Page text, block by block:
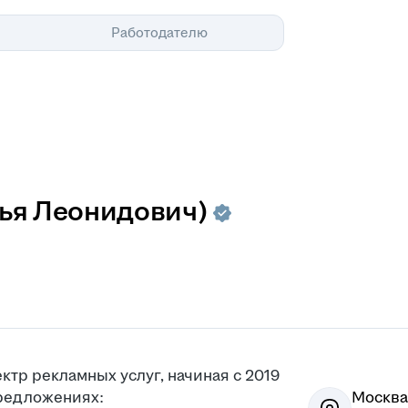
Работодателю
Леонидович)
рекламных услуг, начиная с 2019
Москва